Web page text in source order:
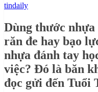
tindaily
Dùng thước nhựa
răn đe hay bạo
nhựa đánh tay
việc? Đó là băn
đọc gửi đến Tuổi